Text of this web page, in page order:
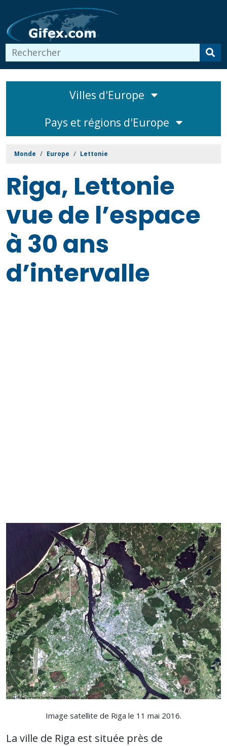
Villes d'Europe
Pays et régions d'Europe
Monde Europe Lettonie
Riga, Lettonie
vue de l’espace
à 30 ans
d’intervalle
Image satellite de Riga le 11 mai 2016.
La ville de Riga est située près de